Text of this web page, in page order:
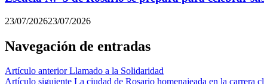
23/07/202623/07/2026
Navegación de entradas
Artículo anterior Llamado a la Solidaridad
Artículo siguiente La ciudad de Rosario homenajeada en la carrera